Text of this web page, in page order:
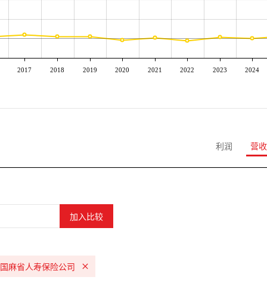
2017 2018 2019 2020 2021 2022 2023 2024
利润 营收
麻省人寿保险公司